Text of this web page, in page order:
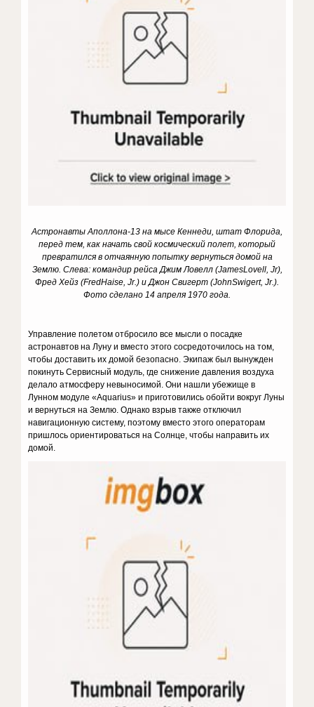
Астронавты Аполлона-13 на мысе Кеннеди, штат Флорида,
перед тем, как начать свой космический полет, который
превратился в отчаянную попытку вернуться домой на
Землю. Слева: командир рейса Джим Ловелл (JamesLovell, Jr),
Фред Хейз (FredHaise, Jr.) и Джон Свигерт (JohnSwigert, Jr.).
Фото сделано 14 апреля 1970 года.
Управление полетом отбросило все мысли о посадке
астронавтов на Луну и вместо этого сосредоточилось на том,
чтобы доставить их домой безопасно. Экипаж был вынужден
покинуть Сервисный модуль, где снижение давления воздуха
делало атмосферу невыносимой. Они нашли убежище в
Лунном модуле «Aquarius» и приготовились обойти вокруг Луны
и вернуться на Землю. Однако взрыв также отключил
навигационную систему, поэтому вместо этого операторам
пришлось ориентироваться на Солнце, чтобы направить их
домой.